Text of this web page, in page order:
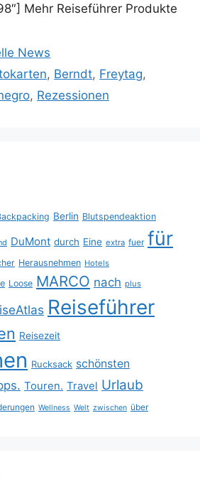
Mehr Reiseführer Produkte
News
, Berndt, Freytag,
, Rezessionen
Berlin Blutspendeaktion
DuMont durch Eine extra fuer für
Herausnehmen Hotels
Loose MARCO nach plus
Reiseführer
Reisezeit
Rucksack schönsten
Touren. Travel Urlaub
Wellness Welt zwischen über